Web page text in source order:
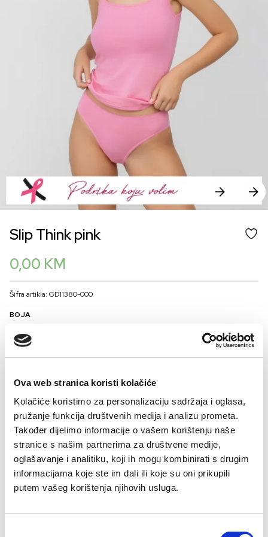
Ova web stranica koristi kolačiće
Kolačiće koristimo za personalizaciju sadržaja i oglasa,
pružanje funkcija društvenih medija i analizu prometa.
Također dijelimo informacije o vašem korištenju naše
stranice s našim partnerima za društvene medije,
oglašavanje i analitiku, koji ih mogu kombinirati s drugim
informacijama koje ste im dali ili koje su oni prikupili
putem vašeg korištenja njihovih usluga.
Slip Think pink
0,00 KM
Šifra artikla: GD11380-000
BOJA
36 38 40 42 44 46
Kalkulator veličina
- + DODAJTE U KORPU
Kupovinom proizvoda iz naše linije “Podrška koju volim” aktivno učestvujete
zdravlja žena. Hvala Vam što ste dio ovog plemenitog cilja I pokreta
Procitaj sve